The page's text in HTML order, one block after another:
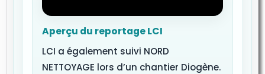
Aperçu du reportage LCI
LCI a également suivi NORD
NETTOYAGE lors d’un chantier Diogène.